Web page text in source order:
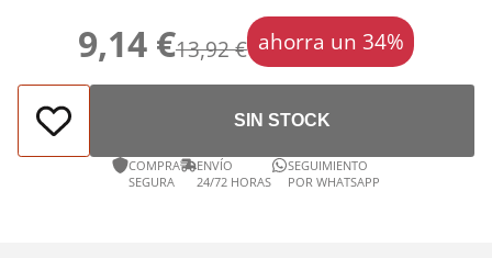
9,14 €13,92 € ahorra un 34%
SIN STOCK
COMPRA
SEGURA
ENVÍO
24/72 HORAS
SEGUIMIENTO
POR WHATSAPP